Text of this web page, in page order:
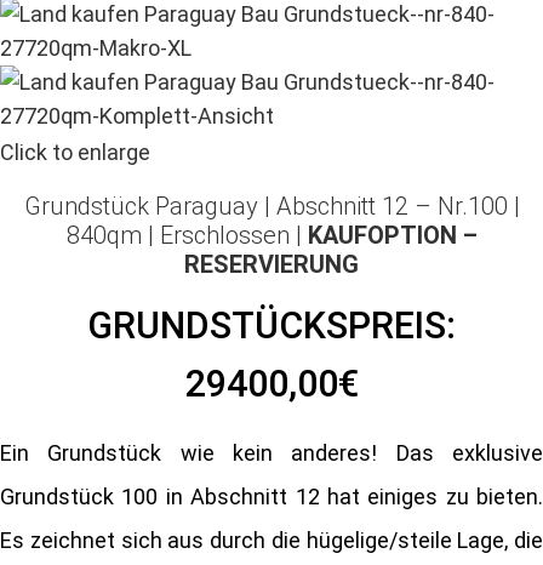
Click to enlarge
Grundstück Paraguay | Abschnitt 12 – Nr.100 |
840qm | Erschlossen | KAUFOPTION –
RESERVIERUNG
GRUNDSTÜCKSPREIS:
29400,00€
Ein Grundstück wie kein anderes! Das exklusive
Grundstück 100 in Abschnitt 12 hat einiges zu bieten.
Es zeichnet sich aus durch die hügelige/steile Lage, die